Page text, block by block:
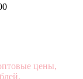
цены,